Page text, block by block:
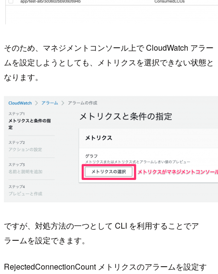
そのため、マネジメントコンソール上で CloudWatch アラー
ムを設定しようとしても、メトリクスを選択できない状態と
なります。
ですが、対処方法の一つとして CLI を利用することでア
ラームを設定できます。
RejectedConnectionCount メトリクスのアラームを設定す